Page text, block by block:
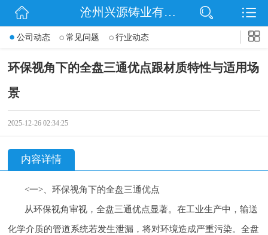
网站首页
信息动态
企业文化
沧州兴源铸业有限公司
公司动态 常见问题 行业动态
环保视角下的全盘三通优点跟材质特性与适用场
景
2025-12-26 02:34:25
内容详情
<一>、环保视角下的全盘三通优点
从环保视角审视，全盘三通优点显著。在工业生产中，输送
化学介质的管道系统若发生泄漏，将对环境造成严重污染。全盘